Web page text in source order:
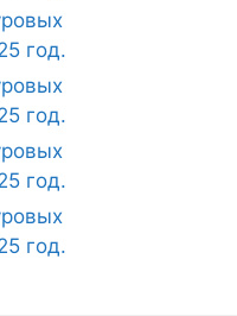
год.
год.
год.
год.